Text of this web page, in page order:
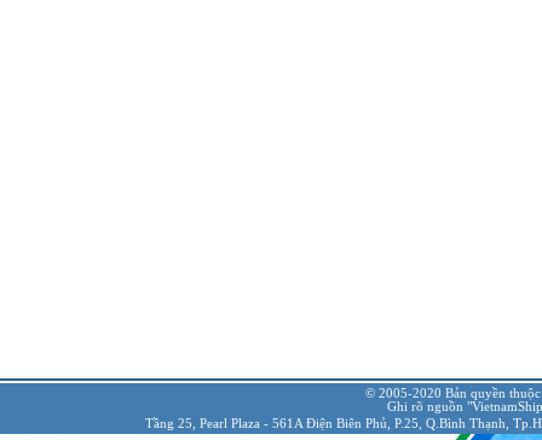
© 2005-2020 Bản quyền
Ghi rõ nguồn
Tầng 25, Pearl Plaza - 561A Điện Biên Phủ, P.25, Q.Bình Thạnh,